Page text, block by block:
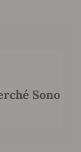
Sono